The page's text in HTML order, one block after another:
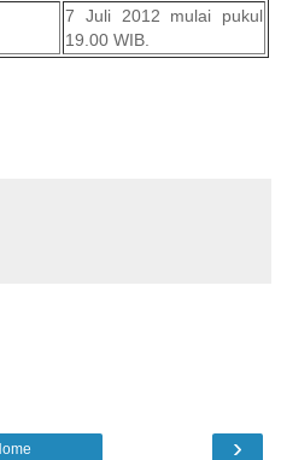
7 Juli 2012 mulai pukul
19.00 WIB.
›